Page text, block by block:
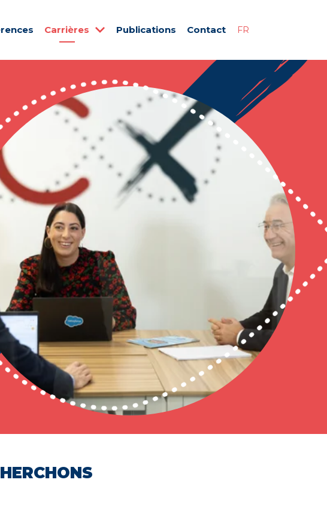
Carrières Publications Contact FR